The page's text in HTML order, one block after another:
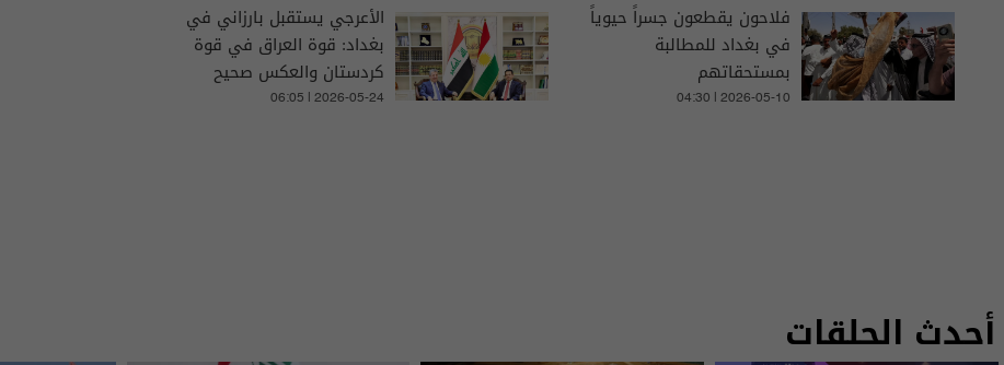
فلاحون يقطعون جسراً حيوياً
في بغداد للمطالبة
بمستحقاتهم
04:30 | 2026-05-10
الأعرجي يستقبل بارزاني في
بغداد: قوة العراق في قوة
كردستان والعكس صحيح
06:05 | 2026-05-24
أحدث الحلقات